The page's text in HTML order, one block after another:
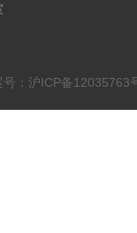
号：沪ICP备12035763